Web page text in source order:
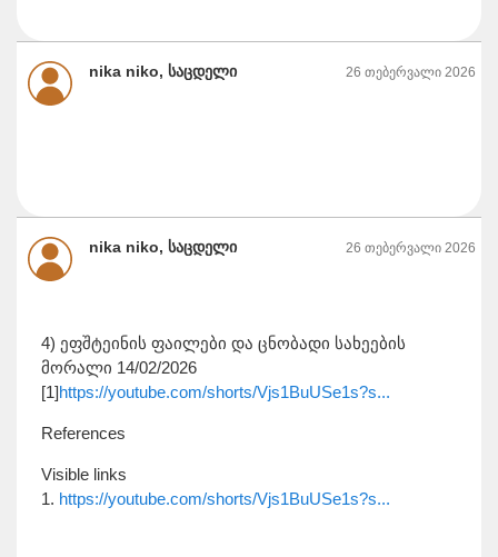
nika niko, საცდელი 26 თებერვალი 2026
nika niko, საცდელი 26 თებერვალი 2026
4) ეფშტეინის ფაილები და ცნობადი სახეების
მორალი 14/02/2026
[1]https://youtube.com/shorts/Vjs1BuUSe1s?s...
References
Visible links
1. https://youtube.com/shorts/Vjs1BuUSe1s?s...